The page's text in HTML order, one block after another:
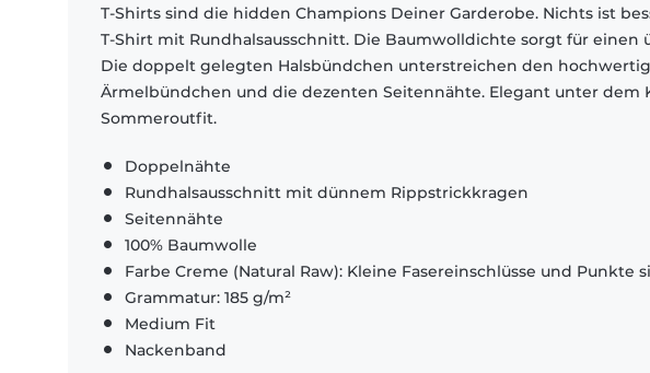
T-Shirts sind die hidden Champions Deiner Garderobe. Nichts ist
T-Shirt mit Rundhalsausschnitt. Die Baumwolldichte sorgt für
Die doppelt gelegten Halsbündchen unterstreichen den
Ärmelbündchen und die dezenten Seitennähte. Elegant unter dem
Sommeroutfit.
Doppelnähte
Rundhalsausschnitt mit dünnem Rippstrickkragen
Seitennähte
100% Baumwolle
Farbe Creme (Natural Raw): Kleine Fasereinschlüsse und
Grammatur: 185 g/m²
Medium Fit
Nackenband